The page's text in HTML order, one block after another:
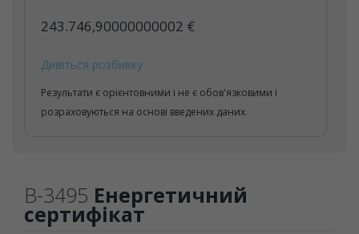
243.746,90000000002 €
Дивіться розбивку
Результати є орієнтовними і не є обов'язковими і
розраховуються на основі введених даних.
B-3495 Енергетичний
сертифікат